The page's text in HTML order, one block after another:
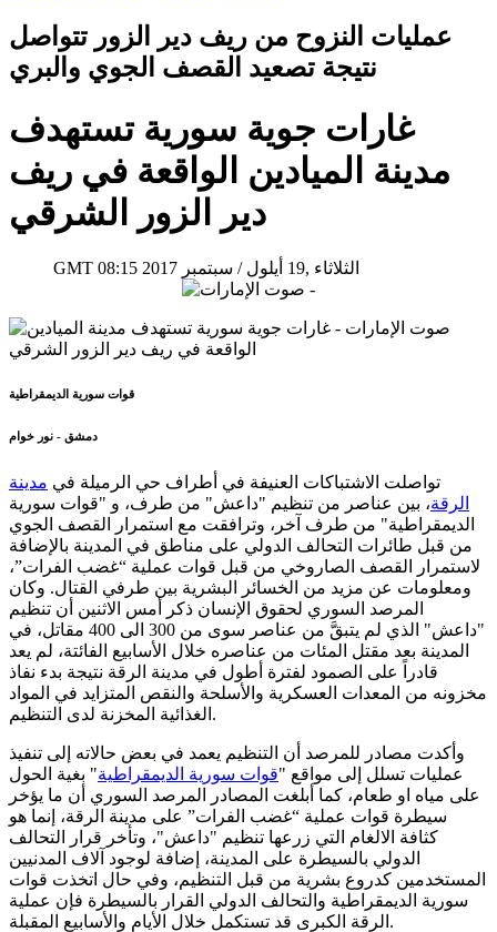
عمليات النزوح من ريف دير الزور تتواصل
نتيجة تصعيد القصف الجوي والبري
غارات جوية سورية تستهدف
مدينة الميادين الواقعة في ريف
دير الزور الشرقي
GMT 08:15 2017 الثلاثاء ,19 أيلول / سبتمبر
قوات سورية الديمقراطية
دمشق - نور خوام
تواصلت الاشتباكات العنيفة في أطراف حي الرميلة في مدينة
الرقة، بين عناصر من تنظيم "داعش" من طرف، و "قوات سورية
الديمقراطية" من طرف آخر، وترافقت مع استمرار القصف الجوي
من قبل طائرات التحالف الدولي على مناطق في المدينة بالإضافة
لاستمرار القصف الصاروخي من قبل قوات عملية “غضب الفرات”،
ومعلومات عن مزيد من الخسائر البشرية بين طرفي القتال. وكان
المرصد السوري لحقوق الإنسان ذكر أمس الاثنين أن تنظيم
"داعش" الذي لم يتبقَّ من عناصر سوى من 300 الى 400 مقاتل، في
المدينة بعد مقتل المئات من عناصره خلال الأسابيع الفائتة، لم يعد
قادراً على الصمود لفترة أطول في مدينة الرقة نتيجة بدء نفاذ
مخزونه من المعدات العسكرية والأسلحة والنقص المتزايد في المواد
الغذائية المخزنة لدى التنظيم.
وأكدت مصادر للمرصد أن التنظيم يعمد في بعض حالاته إلى تنفيذ
عمليات تسلل إلى مواقع "قوات سورية الديمقراطية" بغية الحول
على مياه او طعام، كما أبلغت المصادر المرصد السوري أن ما يؤخر
سيطرة قوات عملية “غضب الفرات” على مدينة الرقة، إنما هو
كثافة الالغام التي زرعها تنظيم "داعش"، وتأخر قرار التحالف
الدولي بالسيطرة على المدينة، إضافة لوجود آلاف المدنيين
المستخدمين كدروع بشرية من قبل التنظيم، وفي حال اتخذت قوات
سورية الديمقراطية والتحالف الدولي القرار بالسيطرة فإن عملية
الرقة الكبرى قد تستكمل خلال الأيام والأسابيع المقبلة.